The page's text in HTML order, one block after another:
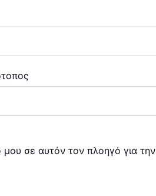
σε αυτόν τον πλοηγό για την